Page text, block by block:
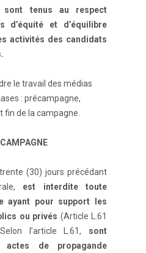
sont tenus au respect
d’équité et d’équilibre
activités des candidats
le travail des médias
: précampagne,
fin de la campagne.
(30) jours précédant
est interdite toute
ayant pour support les
ou privés (Article L.61
l’article L.61, sont
actes de propagande